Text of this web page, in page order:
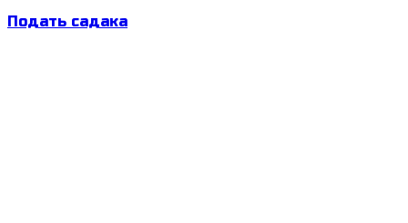
Подать садака